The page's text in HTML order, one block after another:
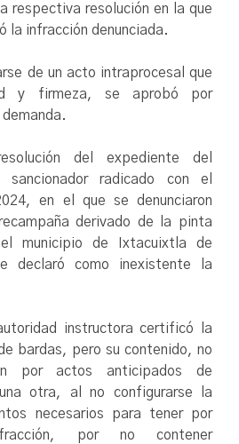
respectiva resolución en la que
la infracción denunciada.
de un acto intraprocesal que
y firmeza, se aprobó por
del expediente del
sancionador radicado con el
en el que se denunciaron
derivado de la pinta
municipio de Ixtacuixtla de
declaró como inexistente la
instructora certificó la
bardas, pero su contenido, no
por actos anticipados de
otra, al no configurarse la
necesarios para tener por
por no contener